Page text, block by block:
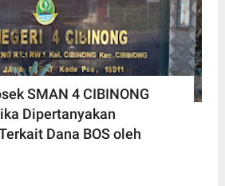
SMAN 4 CIBINONG
Dipertanyakan
Dana BOS oleh